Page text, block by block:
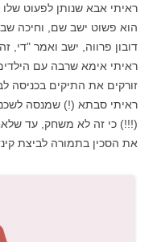
ראיתי אבא שנותן לפעוט
דובון פרווה, ישב ואמר "די,
ראיתי אימא שרבה עם
זורקים את התיקים בכניסה
(!!!) כי זה לא משחק, עד
את הסכין בתמורה לביצת